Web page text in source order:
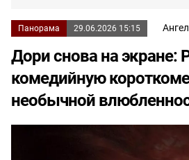
Панорама 29.06.2026 15:15
Дори снова на экране:
комедийную
необычной